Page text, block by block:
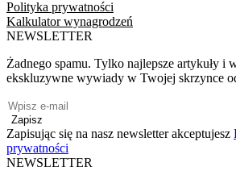
Polityka prywatności
Kalkulator wynagrodzeń
NEWSLETTER
Żadnego spamu. Tylko najlepsze artykuły i
ekskluzywne wywiady w Twojej skrzynce
Zapisz
Zapisując się na nasz newsletter akceptujesz
prywatności
NEWSLETTER